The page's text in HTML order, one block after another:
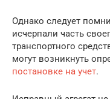
Однако следует
исчерпали часть
транспортного
могут возникнуть
постановке на учет.